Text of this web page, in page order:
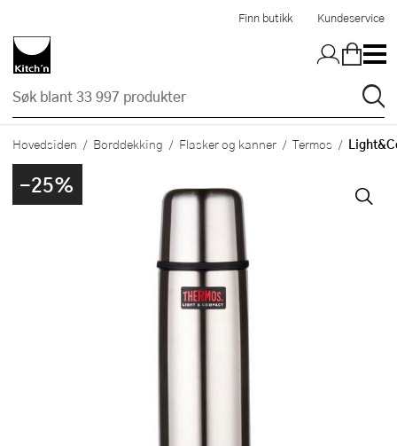
Finn butikk Kundeservice
Hovedsiden Borddekking Flasker og kanner Termos
-25%